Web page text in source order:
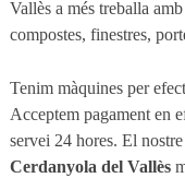
Vallès a més treballa
compostes, finestres,
Tenim màquines per
Acceptem pagament en
servei 24 hores. El nostre
Cerdanyola del Vallès